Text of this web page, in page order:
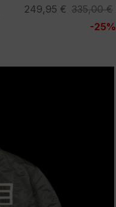
335,00€
El
335,00 €.
249,95 €
El
249,95 €.
-25%